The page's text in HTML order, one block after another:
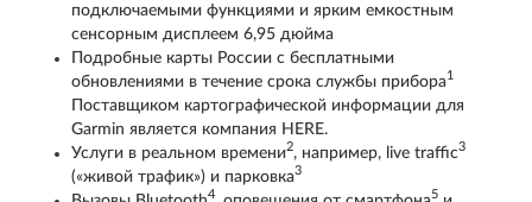
подключаемыми функциями и ярким емкостным
сенсорным дисплеем 6,95 дюйма
Подробные карты России с бесплатными
обновлениями в течение срока службы прибора1
Поставщиком картографической информации для
Garmin является компания HERE.
Услуги в реальном времени2, например, live traffic3
(«живой трафик») и парковка3
4 5